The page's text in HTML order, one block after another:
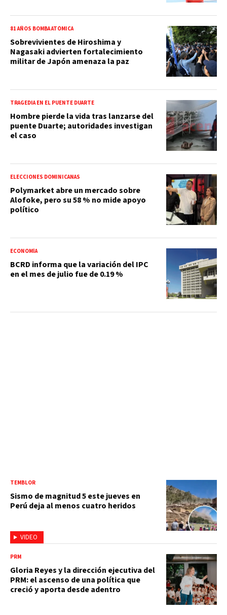
81 AÑOS BOMBA ATÓMICA
Sobrevivientes de Hiroshima y
Nagasaki advierten fortalecimiento
militar de Japón amenaza la paz
TRAGEDIA EN EL PUENTE DUARTE
Hombre pierde la vida tras lanzarse del
puente Duarte; autoridades investigan
el caso
ELECCIONES DOMINICANAS
Polymarket abre un mercado sobre
Alofoke, pero su 58 % no mide apoyo
político
ECONOMÍA
BCRD informa que la variación del IPC
en el mes de julio fue de 0.19 %
VIDEO
TEMBLOR
Sismo de magnitud 5 este jueves en
Perú deja al menos cuatro heridos
PRM
Gloria Reyes y la dirección ejecutiva del
PRM: el ascenso de una política que
creció y aporta desde adentro